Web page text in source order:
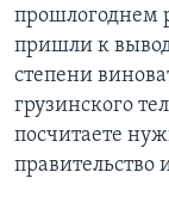
прошлогоднем
пришли к
степени
грузинского
посчитаете
правительство